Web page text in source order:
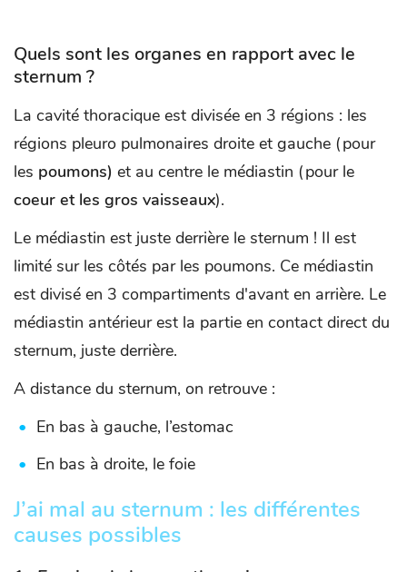
Quels sont les organes en rapport avec le
sternum ?
La cavité thoracique est divisée en 3 régions : les
régions pleuro pulmonaires droite et gauche (pour
les poumons) et au centre le médiastin (pour le
coeur et les gros vaisseaux).
Le médiastin est juste derrière le sternum ! Il est
limité sur les côtés par les poumons. Ce médiastin
est divisé en 3 compartiments d'avant en arrière. Le
médiastin antérieur est la partie en contact direct du
sternum, juste derrière.
A distance du sternum, on retrouve :
En bas à gauche, l’estomac
En bas à droite, le foie
J’ai mal au sternum : les différentes
causes possibles